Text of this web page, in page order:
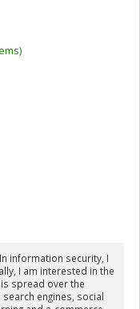
information security, I
I am interested in the
spread over the
engines, social